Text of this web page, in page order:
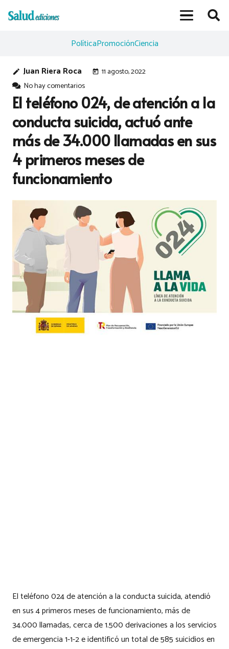
PolíticaPromociónCiencia
edit Juan Riera Roca today 11 agosto, 2022
No hay comentarios
El teléfono 024, de atención a la
conducta suicida, actuó ante
más de 34.000 llamadas en sus
4 primeros meses de
funcionamiento
El teléfono 024 de atención a la conducta suicida, atendió
en sus 4 primeros meses de funcionamiento, más de
34.000 llamadas, cerca de 1.500 derivaciones a los servicios
de emergencia 1-1-2 e identificó un total de 585 suicidios en